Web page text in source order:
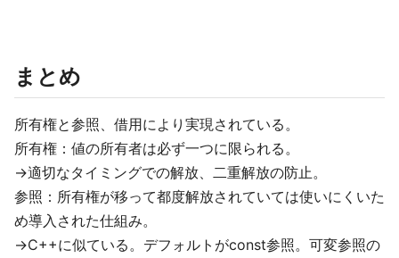
まとめ
所有権と参照、借用により実現されている。
所有権：値の所有者は必ず一つに限られる。
→適切なタイミングでの解放、二重解放の防止。
参照：所有権が移って都度解放されていては使いにくいた
め導入された仕組み。
→C++に似ている。デフォルトがconst参照。可変参照の